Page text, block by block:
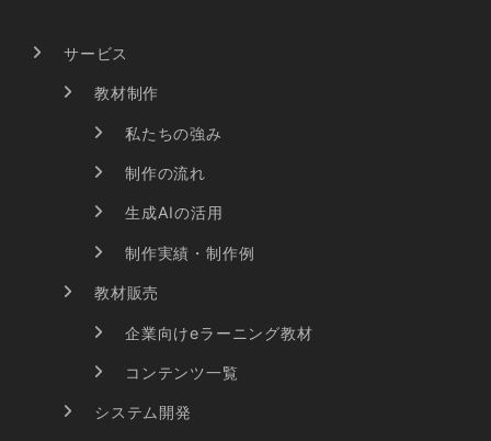
サービス
教材制作
私たちの強み
制作の流れ
生成AIの活用
制作実績・制作例
教材販売
企業向けeラーニング教材
コンテンツ一覧
システム開発